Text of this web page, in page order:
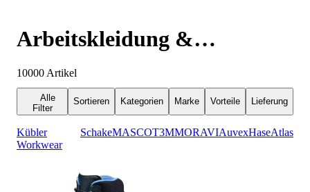
Arbeitskleidung &
Arbeitsschutz
10000 Artikel
Alle
Filter
Sortieren Kategorien Marke Vorteile Lieferung
Kübler
Workwear
SchakeMASCOT3MMORAVIAuvexHaseAtlas